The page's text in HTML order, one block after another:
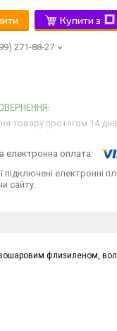
Купити з
271-88-27
товару протягом 14
підключені електронні
сайту.
флизиленом,